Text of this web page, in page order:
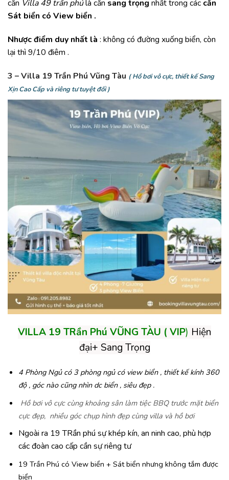
căn Villa 49 trần phúlà căn sang trọng nhất trong các căn
Sát biển có View biển .
Nhược điểm duy nhất là : không có đường xuống biển, còn
lại thì 9/10 điêm .
3 – Villa 19 Trần Phú Vũng Tàu ( Hồ bơi vô cực, thiết kế Sang
Xịn Cao Cấp và riêng tư tuyệt đối )
VILLA 19 TRần Phú VŨNG TÀU ( VIP) Hiện
đại+ Sang Trọng
4 Phòng Ngủ có 3 phòng ngủ có view biển , thiết kế kính 360
độ , góc nào cũng nhìn dc biển , siêu đẹp .
Hồ bơi vô cực cùng khoảng sân làm tiệc BBQ trước mặt biển
cực đẹp, nhiều góc chụp hình đẹp cùng villa và hồ bơi
Ngoài ra 19 TRần phú sự khép kín, an ninh cao, phù hợp
các đoàn cao cấp cần sự riêng tư
19 Trần Phú có View biển + Sát biển nhưng không tắm được
biển